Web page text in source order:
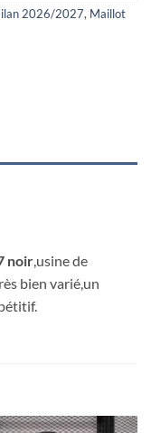
2026/2027, Maillot
noir,usine de
bien varié,un